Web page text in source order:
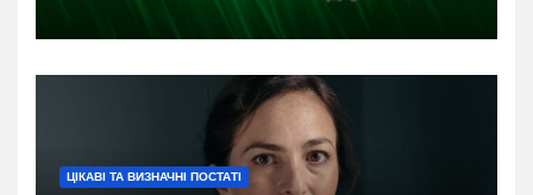
ЦІКАВІ ТА ВИЗНАЧНІ ПОСТАТІ